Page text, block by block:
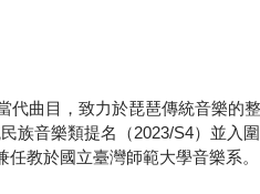
代曲目，致力於琵琶傳統音樂的
族音樂類提名（2023/S4）並
教於國立臺灣師範大學音樂系。